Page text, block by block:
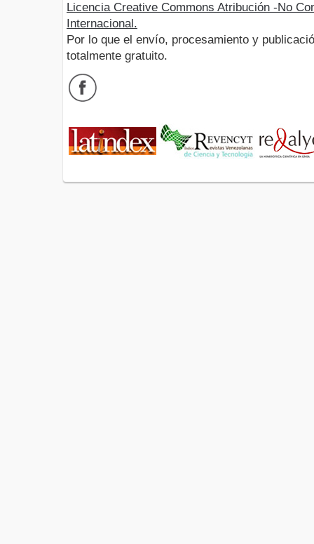
Licencia Creative Commons Atribución -No
Internacional.
Por lo que el envío, procesamiento y
totalmente gratuito.